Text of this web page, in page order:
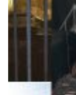
njohëm me...